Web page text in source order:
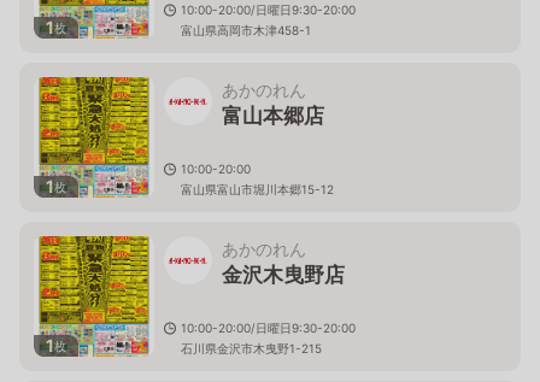
1枚
10:00-20:00/日曜日9:30-20:00
富山県高岡市木津458-1
1枚
あかのれん
富山本郷店
10:00-20:00
富山県富山市堀川本郷15-12
1枚
あかのれん
金沢木曳野店
10:00-20:00/日曜日9:30-20:00
石川県金沢市木曳野1-215